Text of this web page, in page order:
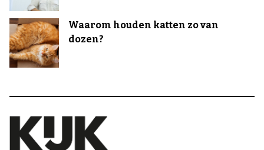
Waarom houden katten zo van
dozen?